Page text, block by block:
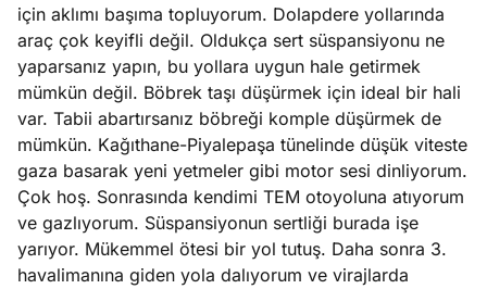
için aklımı başıma topluyorum. Dolapdere yollarında
araç çok keyifli değil. Oldukça sert süspansiyonu ne
yaparsanız yapın, bu yollara uygun hale getirmek
mümkün değil. Böbrek taşı düşürmek için ideal bir hali
var. Tabii abartırsanız böbreği komple düşürmek de
mümkün. Kağıthane-Piyalepaşa tünelinde düşük viteste
gaza basarak yeni yetmeler gibi motor sesi dinliyorum.
Çok hoş. Sonrasında kendimi TEM otoyoluna atıyorum
ve gazlıyorum. Süspansiyonun sertliği burada işe
yarıyor. Mükemmel ötesi bir yol tutuş. Daha sonra 3.
havalimanına giden yola dalıyorum ve virajlarda